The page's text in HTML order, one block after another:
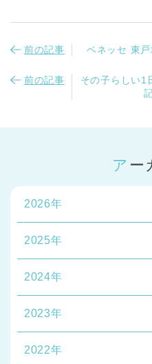
前の記事 ベネッセ 東
前の記事
その子らしい1
ア
2026年
2025年
2024年
2023年
2022年